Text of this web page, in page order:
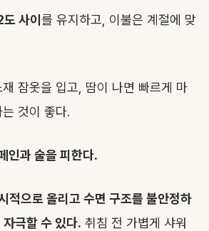
사이 를 유지하고, 이불은 계절에 맞
잠옷을 입고, 땀이 나면 빠르게 마
것이 좋다.
인과 술을 피한다.
적으로 올리고 수면 구조를 불안정하
극할 수 있다. 취침 전 가볍게 샤워